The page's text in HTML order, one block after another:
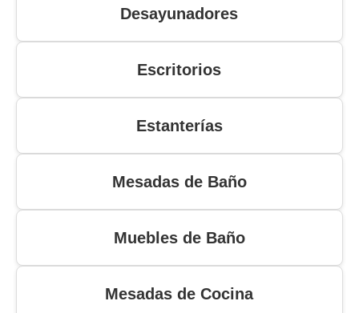
Desayunadores
Escritorios
Estanterías
Mesadas de Baño
Muebles de Baño
Mesadas de Cocina